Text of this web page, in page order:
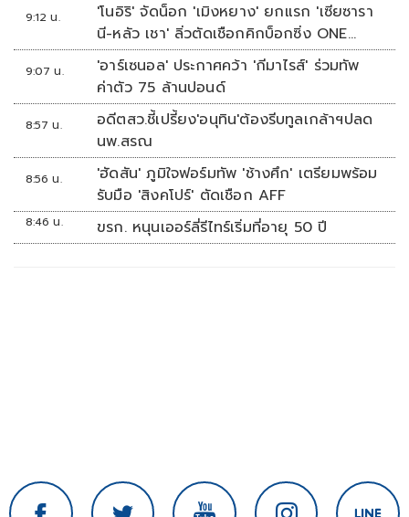
9:12 น.
'โนอิริ' จัดน็อก 'เมิงหยาง' ยกแรก 'เซียซารา
นี-หลัว เชา' ลิ่วตัดเชือกคิกบ็อกซิ่ง ONE
Samurai 2
9:07 น.
'อาร์เซนอล' ประกาศคว้า 'กีมาไรส์' ร่วมทัพ
ค่าตัว 75 ล้านปอนด์
8:57 น.
อดีตสว.ชี้เปรี้ยง'อนุทิน'ต้องรีบทูลเกล้าฯปลด
นพ.สรณ
8:56 น.
'ฮัดสัน' ภูมิใจฟอร์มทัพ 'ช้างศึก' เตรียมพร้อม
รับมือ 'สิงคโปร์' ตัดเชือก AFF
8:46 น. ขรก. หนุนเออร์ลี่รีไทร์เริ่มที่อายุ 50 ปี